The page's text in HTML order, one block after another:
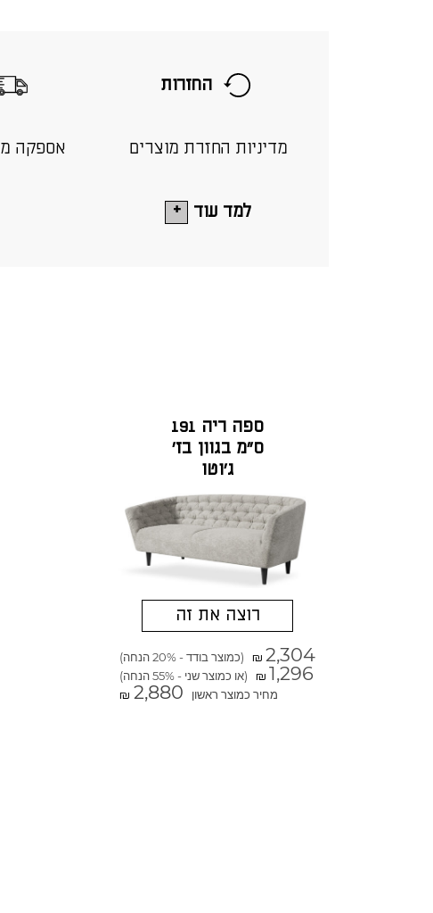
אספקה
החזרות
מדיניות החזרת מוצרים
למד עוד
ספה ריה 191
ס"מ בגוון בז'
ג'וטו
רוצה את זה
₪ 2,304 (כמוצר בודד - 20% הנחה)
₪ 1,296
(או כמוצר שני - 55% הנחה)
מחיר כמוצר ראשון
₪ 2,880